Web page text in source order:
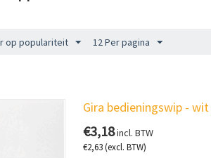
op populariteit 12 Per pagina
Gira bedieningswip -
€3,18incl. BTW
€2,63(excl. BTW)